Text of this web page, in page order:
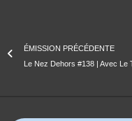
ÉMISSION PRÉCÉDENTE